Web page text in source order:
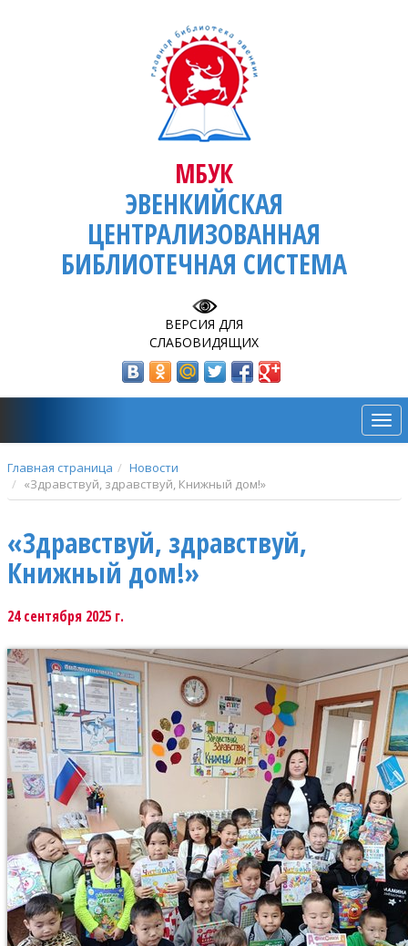
МБУК
ЭВЕНКИЙСКАЯ
ЦЕНТРАЛИЗОВАННАЯ
БИБЛИОТЕЧНАЯ СИСТЕМА
ВЕРСИЯ ДЛЯ
СЛАБОВИДЯЩИХ
Главная страница
Новости
«Здравствуй, здравствуй, Книжный дом!»
«Здравствуй, здравствуй,
Книжный дом!»
24 сентября 2025 г.